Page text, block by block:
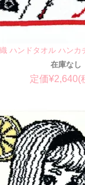
ハンドタオル ハンカ
在庫なし
定価¥2,640(